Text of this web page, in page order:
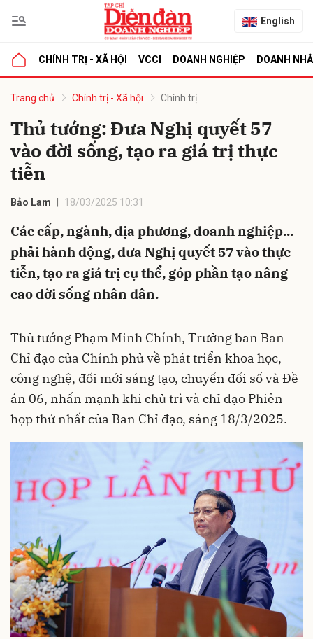
English
CHÍNH TRỊ - XÃ HỘI VCCI DOANH NGHIỆP DOANH
Trang chủ Chính trị - Xã hội Chính trị
Thủ tướng: Đưa Nghị quyết 57
vào đời sống, tạo ra giá trị thực
tiễn
Bảo Lam 18/03/2025 10:31
Các cấp, ngành, địa phương, doanh nghiệp...
phải hành động, đưa Nghị quyết 57 vào thực
tiễn, tạo ra giá trị cụ thể, góp phần tạo nâng
cao đời sống nhân dân.
Thủ tướng Phạm Minh Chính, Trưởng ban Ban
Chỉ đạo của Chính phủ về phát triển khoa học,
công nghệ, đổi mới sáng tạo, chuyển đổi số và Đề
án 06, nhấn mạnh khi chủ trì và chỉ đạo Phiên
họp thứ nhất của Ban Chỉ đạo, sáng 18/3/2025.
luận
Hủy